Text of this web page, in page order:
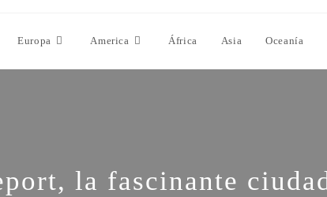
Europa America África Asia Oceanía
la fascinante